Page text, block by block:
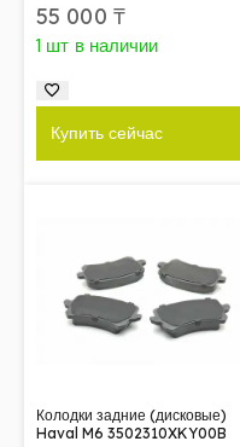
55 000 ₸
1 шт в наличии
Купить сейчас
Колодки задние (дисковые)
Haval M6 3502310XKY00B